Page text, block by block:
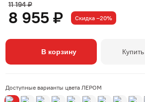
Стелла
Детские
Доступные варианты цвета ЛЕРОМ
11 194 ₽
8 955 ₽ Скидка –20%
В корзину